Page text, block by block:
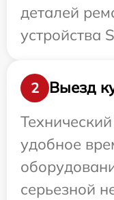
деталей
устройства
2
Выезд
удобное
серьезной